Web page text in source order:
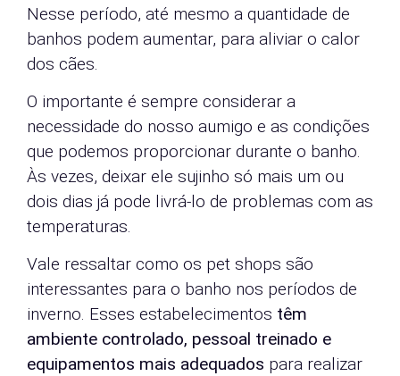
Nesse período, até mesmo a quantidade de
banhos podem aumentar, para aliviar o calor
dos cães.
O importante é sempre considerar a
necessidade do nosso aumigo e as condições
que podemos proporcionar durante o banho.
Às vezes, deixar ele sujinho só mais um ou
dois dias já pode livrá-lo de problemas com as
temperaturas.
Vale ressaltar como os pet shops são
interessantes para o banho nos períodos de
inverno. Esses estabelecimentos têm
ambiente controlado, pessoal treinado e
equipamentos mais adequados para realizar